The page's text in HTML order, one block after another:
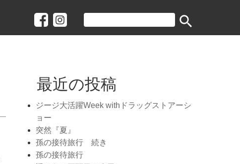
search
最近の投稿
ジージ大活躍Week withドラッグストアーシ
ョー
突然『夏』
孫の接待旅行 続き
孫の接待旅行